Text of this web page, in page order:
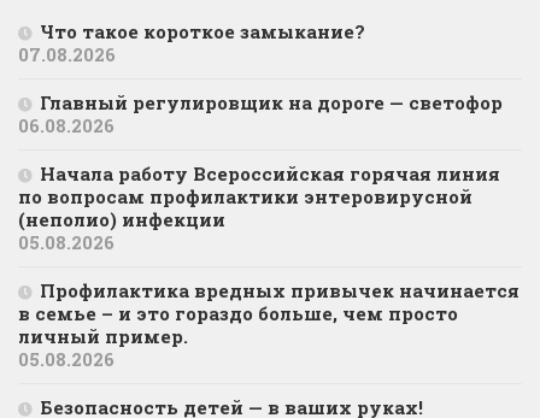
Что такое короткое замыкание?
07.08.2026
Главный регулировщик на дороге — светофор
06.08.2026
Начала работу Всероссийская горячая линия
по вопросам профилактики энтеровирусной
(неполио) инфекции
05.08.2026
Профилактика вредных привычек начинается
в семье – и это гораздо больше, чем просто
личный пример.
05.08.2026
Безопасность детей — в ваших руках!